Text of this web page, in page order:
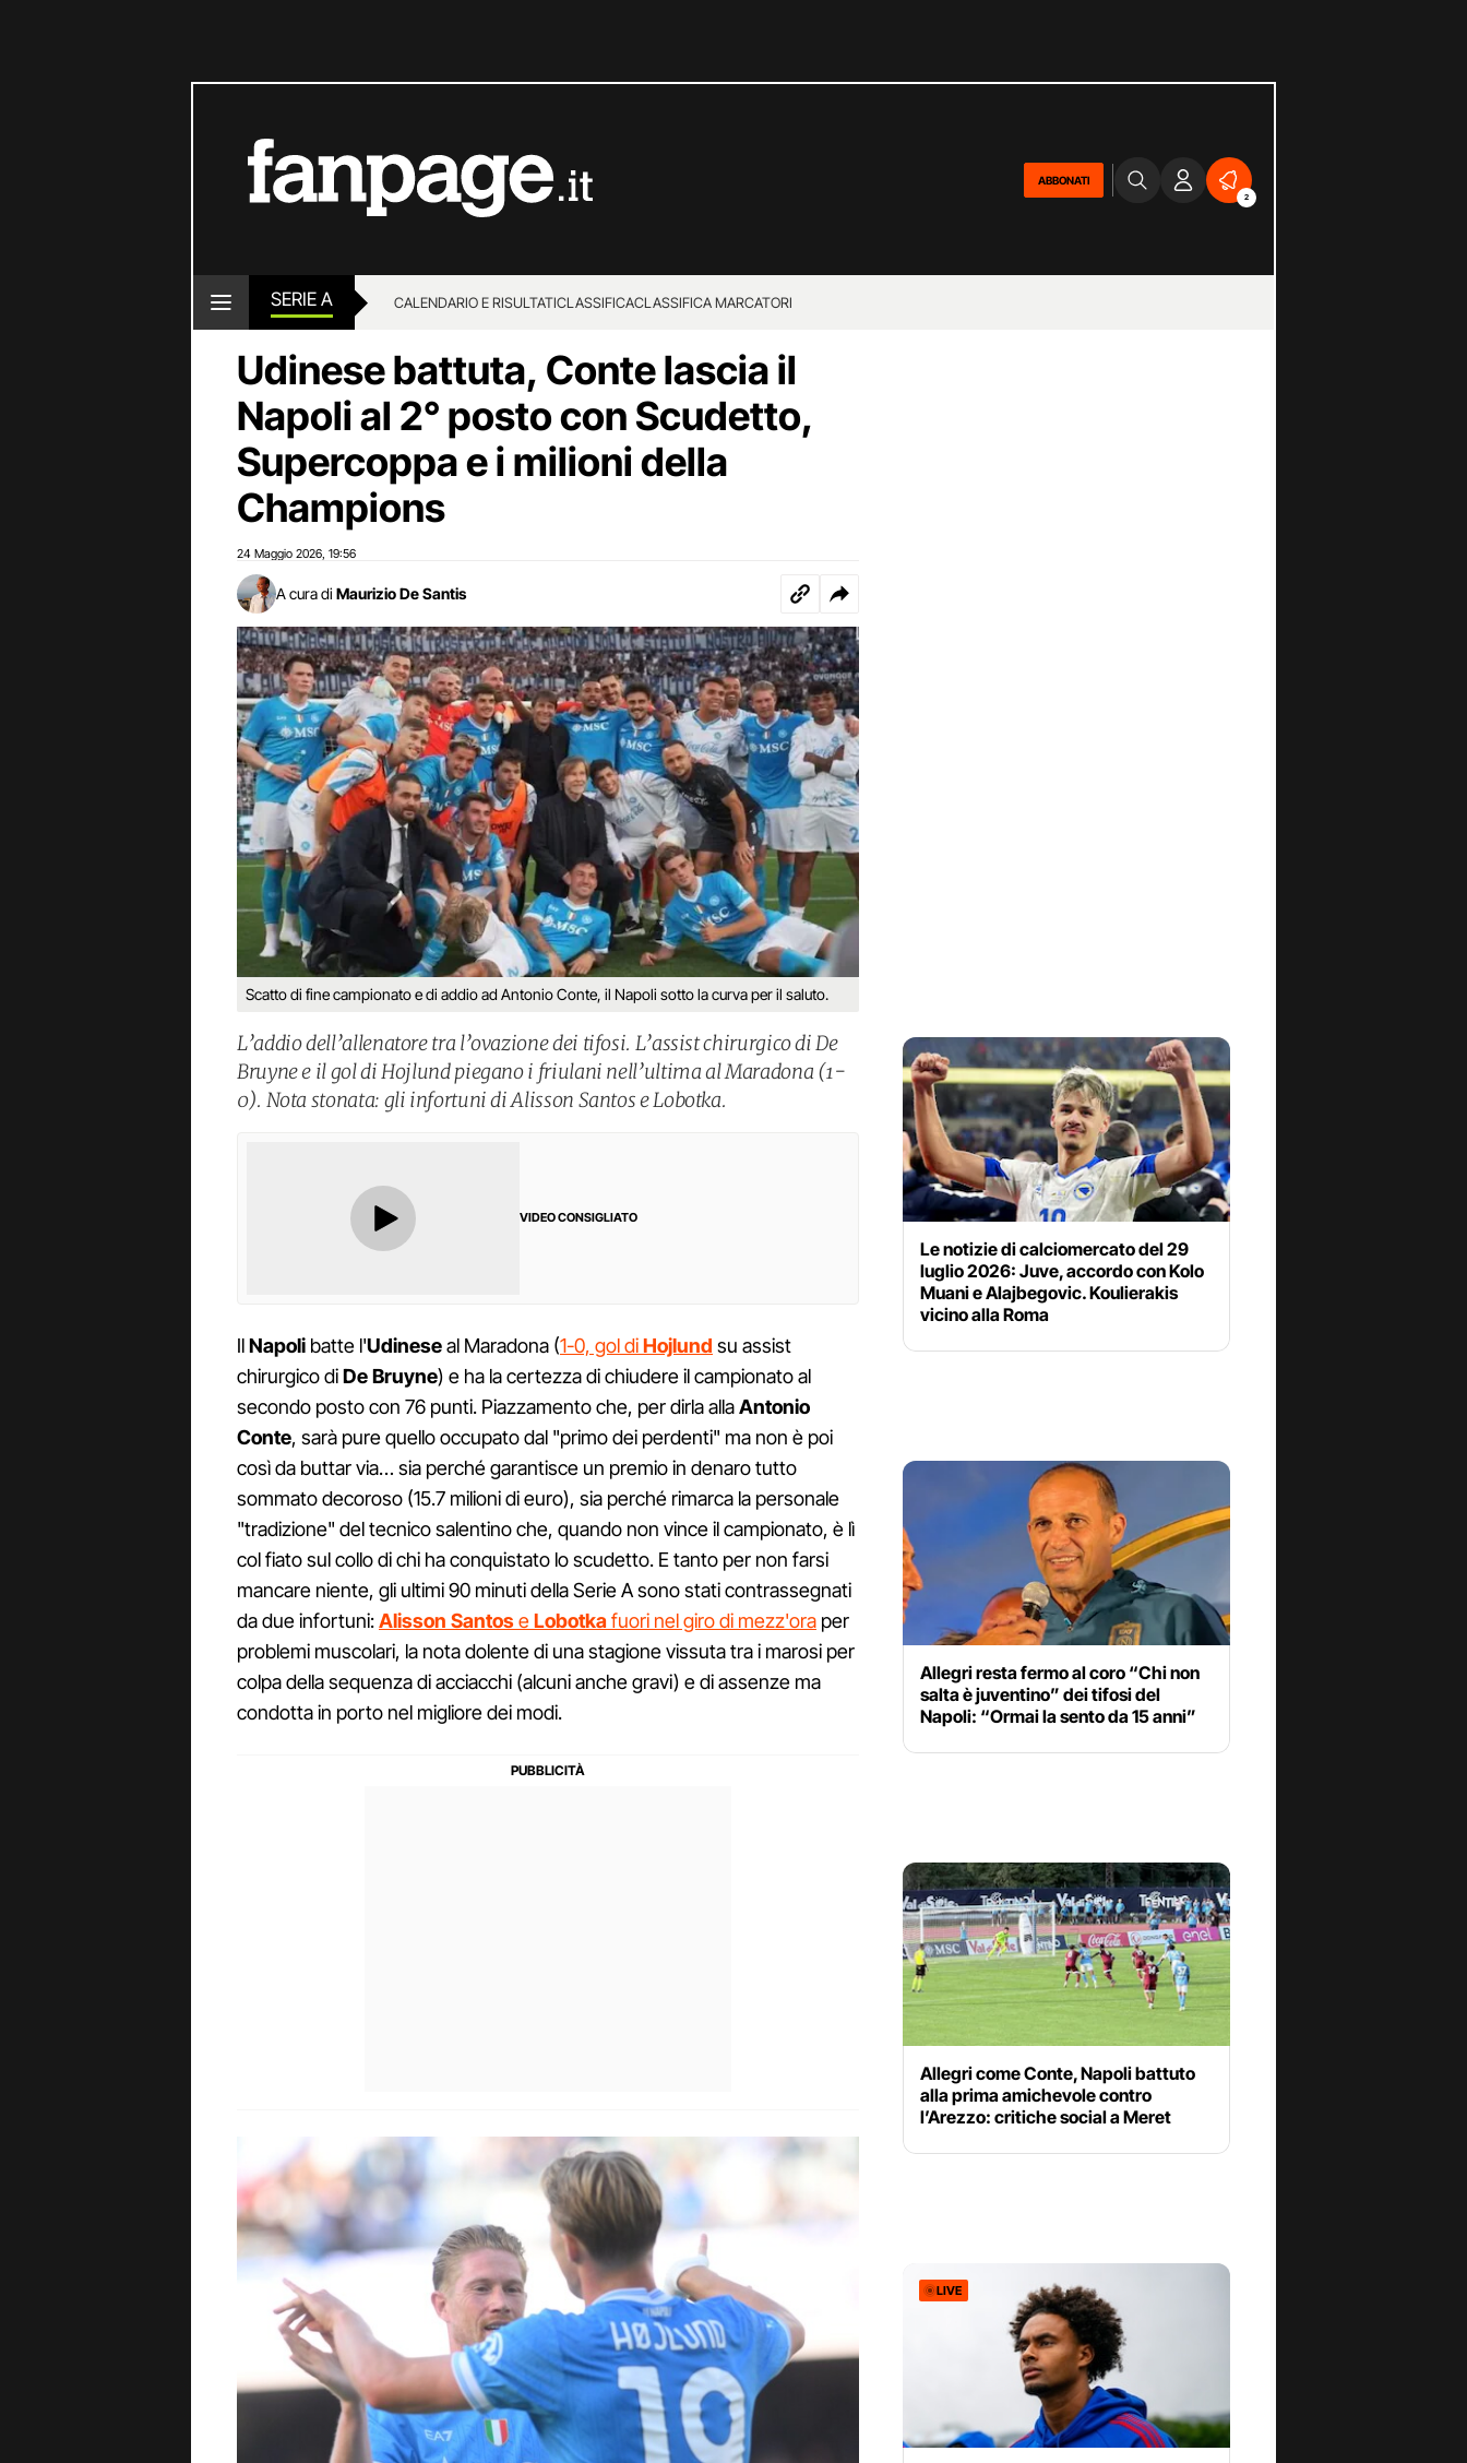
ABBONATI
2
SERIE A CALENDARIO E RISULTATICLASSIFICACLASSIFICA MARCATORI
Udinese battuta, Conte lascia il
Napoli al 2° posto con Scudetto,
Supercoppa e i milioni della
Champions
24 Maggio 2026 19:56
A cura di Maurizio De Santis
Scatto di fine campionato e di addio ad Antonio Conte, il Napoli sotto la curva per il saluto.
L’addio dell’allenatore tra l’ovazione dei tifosi. L’assist chirurgico di De
Bruyne e il gol di Hojlund piegano i friulani nell’ultima al Maradona (1-
0). Nota stonata: gli infortuni di Alisson Santos e Lobotka.
VIDEO CONSIGLIATO
IlNapoli batte l'Udineseal Maradona (1-0, gol diHojlund su assist
chirurgico diDe Bruyne) e ha la certezza di chiudere il campionato al
secondo posto con 76 punti. Piazzamento che, per dirla allaAntonio
Conte, sarà pure quello occupato dal "primo dei perdenti" ma non è poi
così da buttar via… sia perché garantisce un premio in denaro tutto
sommato decoroso (15.7 milioni di euro), sia perché rimarca la personale
"tradizione" del tecnico salentino che, quando non vince il campionato, è lì
col fiato sul collo di chi ha conquistato lo scudetto. E tanto per non farsi
mancare niente, gli ultimi 90 minuti della Serie A sono stati contrassegnati
da due infortuni:Alisson SantoseLobotkafuori nel giro di mezz'ora per
problemi muscolari, la nota dolente di una stagione vissuta tra i marosi per
colpa della sequenza di acciacchi (alcuni anche gravi) e di assenze ma
condotta in porto nel migliore dei modi.
Le notizie di calciomercato del 29
luglio 2026: Juve, accordo con Kolo
Muani e Alajbegovic. Koulierakis
vicino alla Roma
Allegri resta fermo al coro “Chi non
salta è juventino” dei tifosi del
Napoli: “Ormai la sento da 15 anni”
Allegri come Conte, Napoli battuto
alla prima amichevole contro
l’Arezzo: critiche social a Meret
LIVE